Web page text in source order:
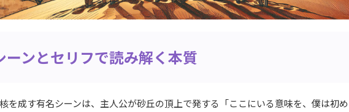
ーンとセリフで読み解く本質
を成す有名シーンは、主人公が砂丘の頂上で発する「ここにいる意味を、僕は初め